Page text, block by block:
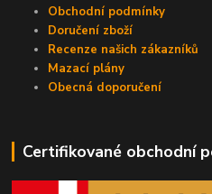
Obchodní podmínky
Doručení zboží
Recenze našich zákazníků
Mazací plány
Obecná doporučení
Certifikované obchodní